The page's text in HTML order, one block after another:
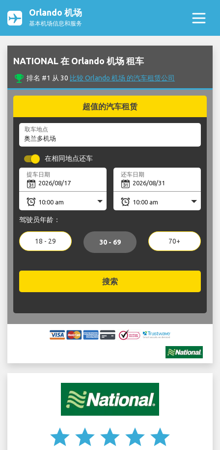
Orlando 机场
基本机场信息和服务
NATIONAL 在 Orlando 机场 租车
emoji_events 排名 #1 从 30 比较 Orlando 机场 的汽车租赁公司
超值的汽车租赁
取车地点
在相同地点还车
提车日期 还车日期
驾驶员年龄：
18 - 29 30 - 69 70+
搜索
star star star star star